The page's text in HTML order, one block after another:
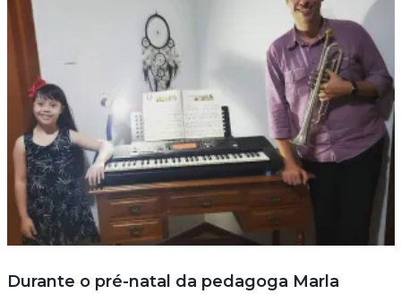
Durante o pré-natal da pedagoga Marla